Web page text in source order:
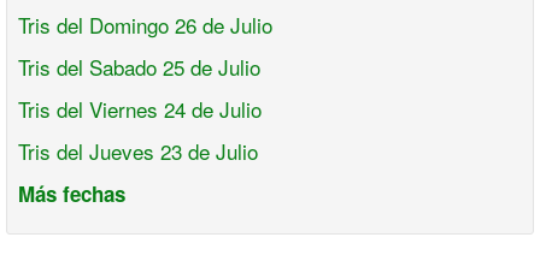
Tris del Domingo 26 de Julio
Tris del Sabado 25 de Julio
Tris del Viernes 24 de Julio
Tris del Jueves 23 de Julio
Más fechas